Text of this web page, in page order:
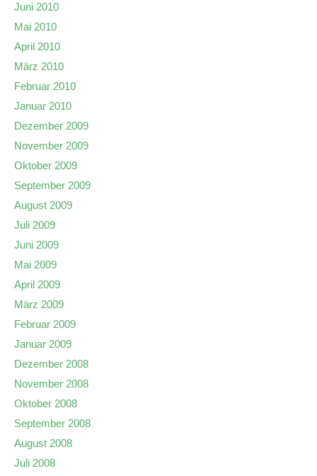
Juni 2010
Mai 2010
April 2010
März 2010
Februar 2010
Januar 2010
Dezember 2009
November 2009
Oktober 2009
September 2009
August 2009
Juli 2009
Juni 2009
Mai 2009
April 2009
März 2009
Februar 2009
Januar 2009
Dezember 2008
November 2008
Oktober 2008
September 2008
August 2008
Juli 2008